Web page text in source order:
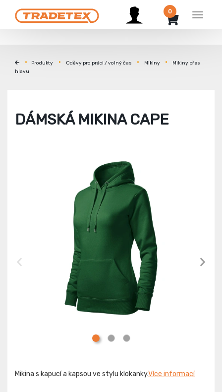
Menu
0
Produkty Oděvy pro práci / volný čas Mikiny
Mikiny přes
hlavu
DÁMSKÁ MIKINA CAPE
Mikina s kapucí a kapsou ve stylu klokanky.Více informací